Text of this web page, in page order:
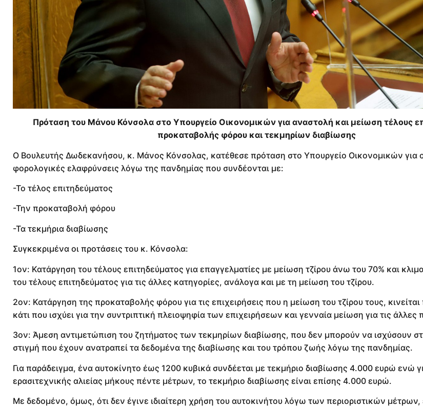
Πρόταση του Μάνου Κόνσολα στο Υπουργείο Οικονομικών για αναστολή και μείωση τέλους
προκαταβολής φόρου και τεκμηρίων διαβίωσης
Ο Βουλευτής Δωδεκανήσου, κ. Μάνος Κόνσολας, κατέθεσε πρόταση στο Υπουργείο Οικονομικών για
φορολογικές ελαφρύνσεις λόγω της πανδημίας που συνδέονται με:
-Το τέλος επιτηδεύματος
-Την προκαταβολή φόρου
-Τα τεκμήρια διαβίωσης
Συγκεκριμένα οι προτάσεις του κ. Κόνσολα:
1ον: Κατάργηση του τέλους επιτηδεύματος για επαγγελματίες με μείωση τζίρου άνω του 70% και
του τέλους επιτηδεύματος για τις άλλες κατηγορίες, ανάλογα και με τη μείωση του τζίρου.
2ον: Κατάργηση της προκαταβολής φόρου για τις επιχειρήσεις που η μείωση του τζίρου τους,
κάτι που ισχύει για την συντριπτική πλειοψηφία των επιχειρήσεων και γενναία μείωση για τις άλλες
3ον: Άμεση αντιμετώπιση του ζητήματος των τεκμηρίων διαβίωσης, που δεν μπορούν να ισχύσουν
στιγμή που έχουν ανατραπεί τα δεδομένα της διαβίωσης και του τρόπου ζωής λόγω της πανδημίας.
Για παράδειγμα, ένα αυτοκίνητο έως 1200 κυβικά συνδέεται με τεκμήριο διαβίωσης 4.000 ευρώ ενώ
ερασιτεχνικής αλιείας μήκους πέντε μέτρων, το τεκμήριο διαβίωσης είναι επίσης 4.000 ευρώ.
Με δεδομένο, όμως, ότι δεν έγινε ιδιαίτερη χρήση του αυτοκινήτου λόγω των περιοριστικών